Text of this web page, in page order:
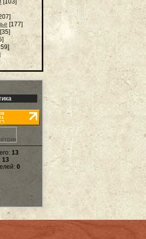
[103]
[177]
[35]
13
13
0